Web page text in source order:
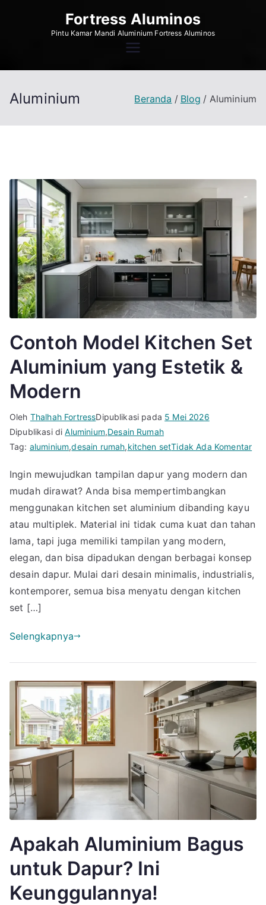
Fortress Aluminos
Pintu Kamar Mandi Aluminium Fortress Aluminos
Aluminium Beranda Blog Aluminium
Contoh Model Kitchen Set
Aluminium yang Estetik &
Modern
Oleh Thalhah FortressDipublikasi pada 5 Mei 2026
Dipublikasi diAluminium,Desain Rumah
Tag: aluminium,desain rumah,kitchen setTidak Ada Komentar
Ingin mewujudkan tampilan dapur yang modern dan
mudah dirawat? Anda bisa mempertimbangkan
menggunakan kitchen set aluminium dibanding kayu
atau multiplek. Material ini tidak cuma kuat dan tahan
lama, tapi juga memiliki tampilan yang modern,
elegan, dan bisa dipadukan dengan berbagai konsep
desain dapur. Mulai dari desain minimalis, industrialis,
kontemporer, semua bisa menyatu dengan kitchen
set […]
Selengkapnya
Apakah Aluminium Bagus
untuk Dapur? Ini
Keunggulannya!